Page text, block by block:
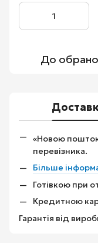
До
«Новою
перевізника.
Більше
Готівкою при
Кредитною
Гарантія від